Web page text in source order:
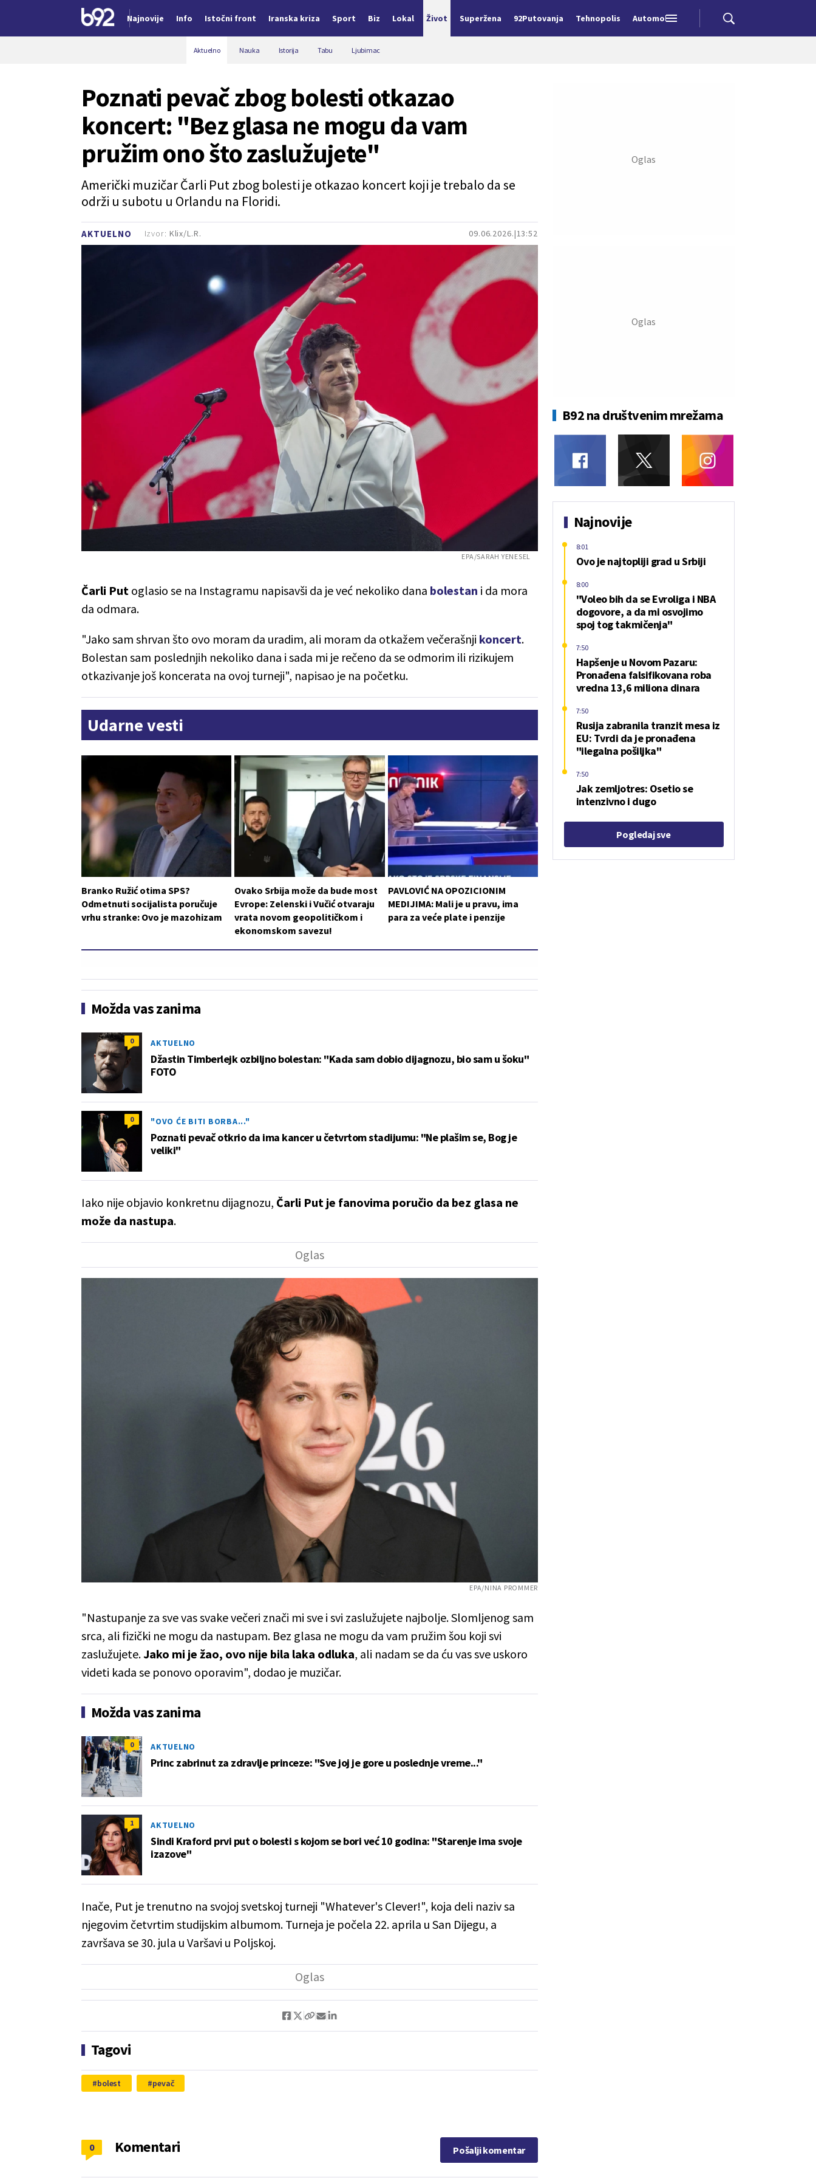
Najnovije Info Istočni front Iranska kriza Sport Biz Lokal Život Superžena 92Putovanja Tehnopolis Automobili
Aktuelno Nauka Istorija Tabu Ljubimac
AKTUELNO 09.06.2026. 13:52
Poznati pevač zbog bolesti otkazao
koncert: "Bez glasa ne mogu da vam
pružim ono što zaslužujete"
Američki muzičar Čarli Put zbog bolesti je otkazao koncert koji je trebalo da se
održi u subotu u Orlandu na Floridi.
Izvor: Klix/L.R.
EPA/SARAH YENESEL
Čarli Put oglasio se na Instagramu napisavši da je već nekoliko dana bolestan i da mora
da odmara.
"Jako sam shrvan što ovo moram da uradim, ali moram da otkažem večerašnji koncert.
Bolestan sam poslednjih nekoliko dana i sada mi je rečeno da se odmorim ili rizikujem
otkazivanje još koncerata na ovoj turneji", napisao je na početku.
Udarne vesti
Branko Ružić otima SPS?
Odmetnuti socijalista poručuje
vrhu stranke: Ovo je mazohizam
Ovako Srbija može da bude most
Evrope: Zelenski i Vučić otvaraju
vrata novom geopolitičkom i
ekonomskom savezu!
PAVLOVIĆ NA OPOZICIONIM
MEDIJIMA: Mali je u pravu, ima
para za veće plate i penzije
Možda vas zanima
0 AKTUELNO
Džastin Timberlejk ozbiljno bolestan: "Kada sam dobio dijagnozu, bio sam u šoku"
FOTO
0 "OVO ĆE BITI BORBA..."
Poznati pevač otkrio da ima kancer u četvrtom stadijumu: "Ne plašim se, Bog je
veliki"
Iako nije objavio konkretnu dijagnozu, Čarli Put je fanovima poručio da bez glasa ne
može da nastupa.
EPA/NINA PROMMER
"Nastupanje za sve vas svake večeri znači mi sve i svi zaslužujete najbolje. Slomljenog sam
srca, ali fizički ne mogu da nastupam. Bez glasa ne mogu da vam pružim šou koji svi
zaslužujete.Jako mi je žao, ovo nije bila laka odluka, ali nadam se da ću vas sve uskoro
videti kada se ponovo oporavim", dodao je muzičar.
Možda vas zanima
0 AKTUELNO
Princ zabrinut za zdravlje princeze: "Sve joj je gore u poslednje vreme..."
1 AKTUELNO
Sindi Kraford prvi put o bolesti s kojom se bori već 10 godina: "Starenje ima svoje
izazove"
Inače, Put je trenutno na svojoj svetskoj turneji "Whatever's Clever!", koja deli naziv sa
njegovim četvrtim studijskim albumom. Turneja je počela 22. aprila u San Dijegu, a
završava se 30. jula u Varšavi u Poljskoj.
Tagovi
bolest pevač
Komentari
0 Pošalji komentar
B92 na društvenim mrežama
Najnovije
Ovo je najtopliji grad u Srbiji
8:01
"Voleo bih da se Evroliga i NBA
dogovore, a da mi osvojimo
spoj tog takmičenja"
8:00
Hapšenje u Novom Pazaru:
Pronađena falsifikovana roba
vredna 13,6 miliona dinara
7:50
Rusija zabranila tranzit mesa iz
EU: Tvrdi da je pronađena
"ilegalna pošiljka"
7:50
Jak zemljotres: Osetio se
intenzivno i dugo
7:50
Pogledaj sve